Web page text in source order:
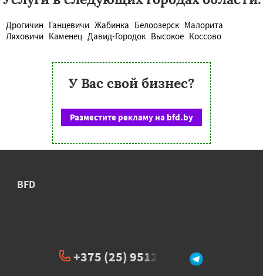
Дрогичин Ганцевичи Жабинка Белоозерск Малорита
Ляховичи Каменец Давид-Городок Высокое Коссово
У Вас свой бизнес?
Разместите рекламу на bfd.by
BFD
+375 (25) 951234